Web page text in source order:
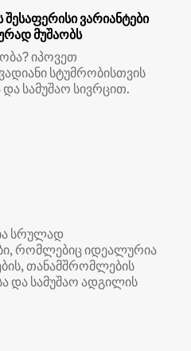
შესაფერისი ვარიანტები
მუშაობს
იპოვეთ
სტუმრობისთვის
სამუშაო სივრცით.
სრულად
რომლებიც იდეალურია
თანამშრომლების
და სამუშაო ადგილის